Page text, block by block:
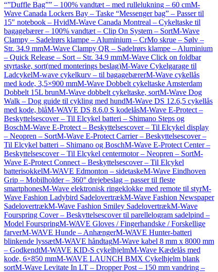
“”Duffle Bag”” – 100% vandtæt – med rullelukning – 60 cmM-
Wave Canada Lockers Bay – Taske “Messenger bag” – Passer til
15″ notebook – HvidM-Wave Canada Montreal – Cykeltaske til
bagagebærer – 100% vandtæt – Clip On System – SortM-Wave
Clampy – Sadelrørs klampe – Aluminium – CrMo skrue – Sølv –
Str. 34.9 mmM-Wave Clampy QR – Sadelrørs klampe – Aluminium
– Quick Release – Sort – Str. 34.9 mmM-Wave Click on foldbar
styrtaske, sort(med monterings beslag)M-Wave Cykelgarage til
LadcykelM-wave cykelkurv – til bagagebærerM-Wave cykellås
med kode, 3,5×900 mmM-Wave Dobbelt cykeltaske Amsterdam
Dobbelt 15L brunM-Wave dobbelt cykeltaske, sortM-Wave Dog
Walk – Dog guide til cykling med hundM-Wave DS 12.6,5 cykellås
med kode, blåM-WAVE DS 8.6.0 S kodelåsM-Wave E-Protect –
Beskyttelsescover – Til Elcykel batteri – Shimano Steps og
BoschM-Wave E-Protect – Beskyttelsescover – Til Elcykel display
– Neopren – SortM-Wave E-Protect Carrier – Beskyttelsescover –
Til Elcykel batteri – Shimano og BoschM-Wave E-Protect Center –
Beskyttelsescover – Til Elcykel centermotor – Neopren – SortM-
Wave E-Protect Connect – Beskyttelsescover – Til Elcykel
batterisokkelM-WAVE Edmonton – sidetaskeM-Wave Eindhoven
Grip – Mobilholder – 360° drejebeslag – passer til fleste
smartphonesM-Wave elektronisk ringeklokke med remote til styrM-
Wave Fashion Ladybird SadelovertrækM-Wave Fashion Newspaper
SadelovertrækM-Wave Fashion Smiley SadelovertrækM-Wave
Fourspring Cover – Beskyttelsescover til parellelogram sadelpind –
Model FourspringM-WAVE Gloves / Fingerhandske / Forskellige
farverM-WAVE Hunde – AnhængerM-WAVE Hunter-batteri
blinkende lyssætM-WAVE håndtagM-Wave kabel 8 mm x 8000 mm
– GodkendtM-WAVE KID-S cykelhjelmM-Wave Kædelås med
kode, 6×850 mmM-WAVE LAUNCH BMX Cykelhjelm blank
sortM-Wave Levitate In LT – Dropper Post – 150 mm vandring –